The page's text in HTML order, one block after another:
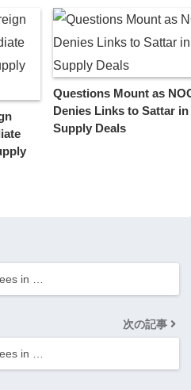
Questions Mount as
Denies Links to Sattar in
Supply Deals
in …
次の記事
in …